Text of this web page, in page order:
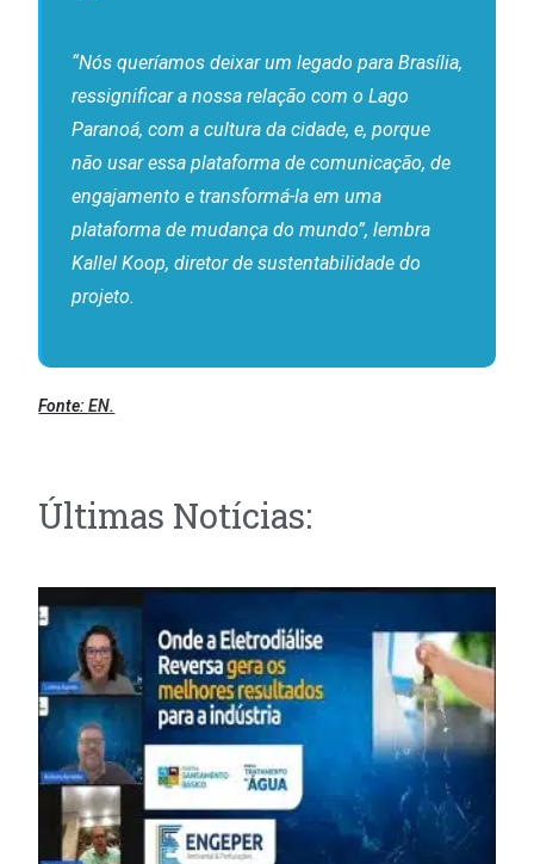
“Nós queríamos deixar um legado para Brasília,
ressignificar a nossa relação com o Lago
Paranoá, com a cultura da cidade, e, porque
não usar essa plataforma de comunicação, de
engajamento e transformá-la em uma
plataforma de mudança do mundo”, lembra
Kallel Koop, diretor de sustentabilidade do
projeto.
Fonte:EN.
Últimas Notícias: